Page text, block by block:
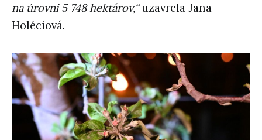
na úrovni 5 748 hektárov,“uzavrela Jana
Holéciová.